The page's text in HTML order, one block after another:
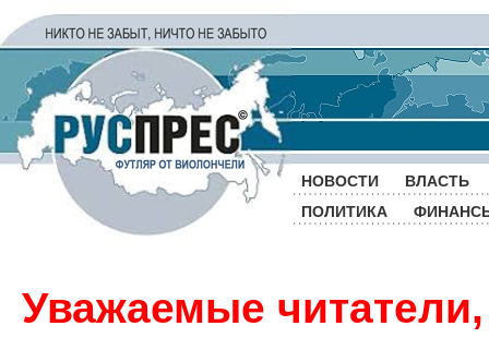
НОВОСТИ
ВЛАСТЬ
ПОЛИТИКА
Уважаемые